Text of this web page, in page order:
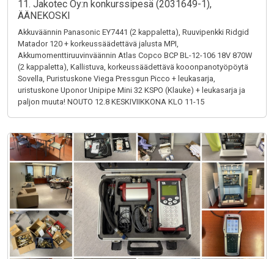
11. Jakotec Oy:n konkurssipesä (2031649-1),
ÄÄNEKOSKI
Akkuväännin Panasonic EY7441 (2 kappaletta), Ruuvipenkki Ridgid
Matador 120 + korkeussäädettävä jalusta MPI,
Akkumomenttiruuvinväännin Atlas Copco BCP BL-12-106 18V 870W
(2 kappaletta), Kallistuva, korkeussäädettävä kooonpanotyöpöytä
Sovella, Puristuskone Viega Pressgun Picco + leukasarja,
uristuskone Uponor Unipipe Mini 32 KSPO (Klauke) + leukasarja ja
paljon muuta! NOUTO 12.8 KESKIVIIKKONA KLO 11-15